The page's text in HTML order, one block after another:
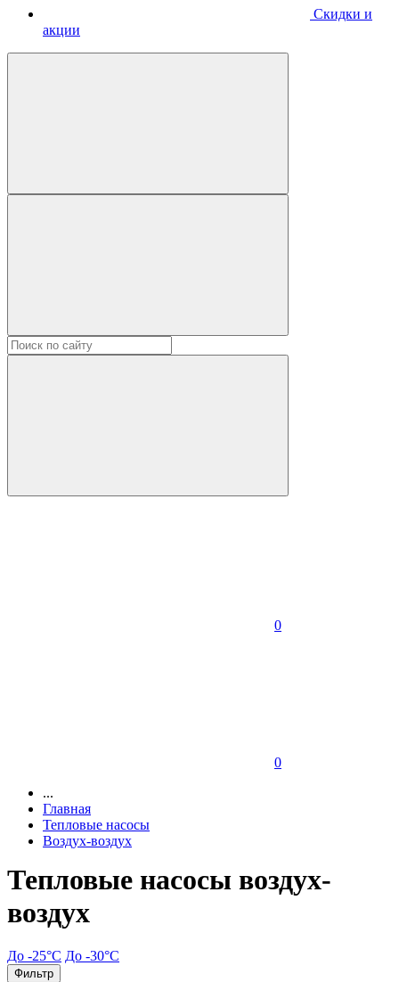
Скидки и
акции
0
0
...
Главная
Тепловые насосы
Воздух-воздух
Тепловые насосы воздух-
воздух
До -25°С До -30°С
Фильтр